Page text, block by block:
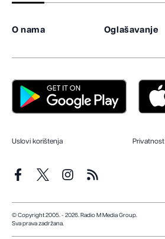
O nama Oglašavanje
Uslovi korištenja Privatnost
© Copyright 2005. - 2026. Radio M Media Group.
Sva prava zadržana.